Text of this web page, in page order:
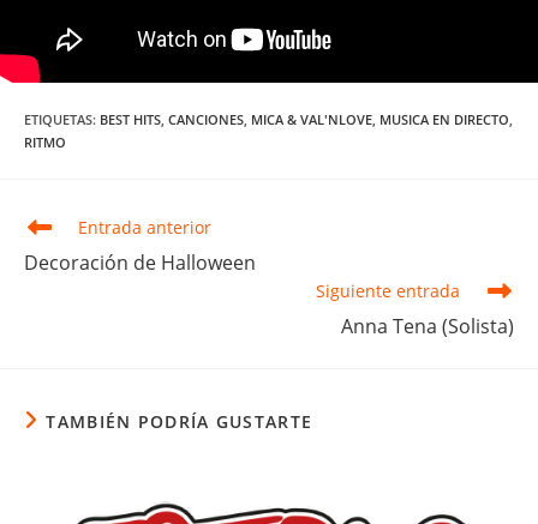
ETIQUETAS: BEST HITS, CANCIONES, MICA & VAL'NLOVE, MUSICA EN DIRECTO,
RITMO
Leer
artículos
Entrada anterior
Decoración de Halloween
Siguiente entrada
Anna Tena (Solista)
TAMBIÉN PODRÍA GUSTARTE